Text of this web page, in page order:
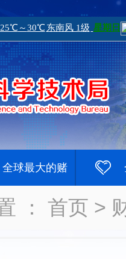
全球最大的赌
大登录网
： 首页 >